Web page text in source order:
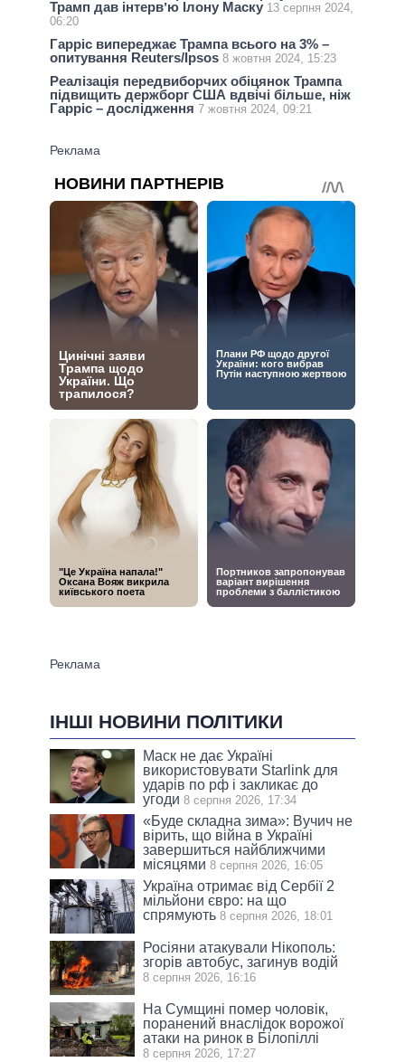
Трамп дав інтервʼю Ілону Маску 13 серпня 2024,
06:20
Гарріс випереджає Трампа всього на 3% –
опитування Reuters/Ipsos 8 жовтня 2024, 15:23
Реалізація передвиборчих обіцянок Трампа
підвищить держборг США вдвічі більше, ніж
Гарріс – дослідження 7 жовтня 2024, 09:21
ІНШІ НОВИНИ ПОЛІТИКИ
Маск не дає Україні
використовувати Starlink для
ударів по рф і закликає до
угоди 8 серпня 2026, 17:34
«Буде складна зима»: Вучич не
вірить, що війна в Україні
завершиться найближчими
місяцями 8 серпня 2026, 16:05
Україна отримає від Сербії 2
мільйони євро: на що
спрямують 8 серпня 2026, 18:01
Росіяни атакували Нікополь:
згорів автобус, загинув водій
8 серпня 2026, 16:16
На Сумщині помер чоловік,
поранений внаслідок ворожої
атаки на ринок в Білопіллі
8 серпня 2026, 17:27